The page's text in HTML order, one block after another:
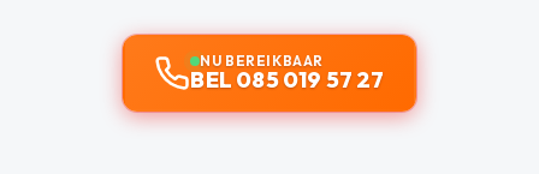
NU BEREIKBAAR
BEL 085 019 57 27